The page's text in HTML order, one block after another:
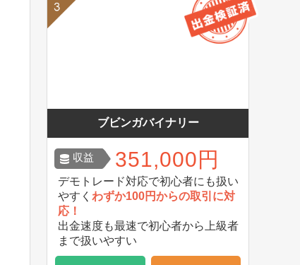
ブビンガバイナリー
収益 351,000円
デモトレード対応で初心者にも扱い
やすく わずか100円からの取引に対
応！
出金速度も最速で初心者から上級者
まで扱いやすい